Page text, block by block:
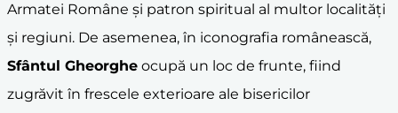
Armatei Române și patron spiritual al multor localități
și regiuni. De asemenea, în iconografia românească,
Sfântul Gheorghe ocupă un loc de frunte, fiind
zugrăvit în frescele exterioare ale bisericilor